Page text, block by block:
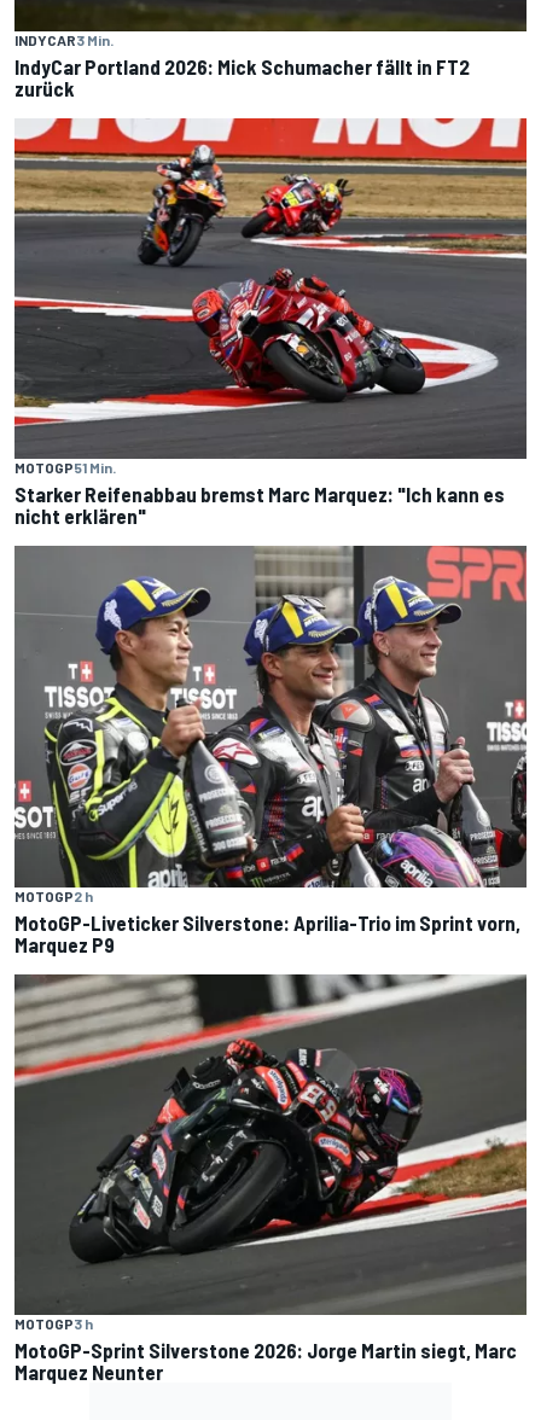
INDYCAR3 Min.
IndyCar Portland 2026: Mick Schumacher fällt in FT2
zurück
MOTOGP51 Min.
Starker Reifenabbau bremst Marc Marquez: "Ich kann es
nicht erklären"
MOTOGP2 h
MotoGP-Liveticker Silverstone: Aprilia-Trio im Sprint vorn,
Marquez P9
MOTOGP3 h
MotoGP-Sprint Silverstone 2026: Jorge Martin siegt, Marc
Marquez Neunter